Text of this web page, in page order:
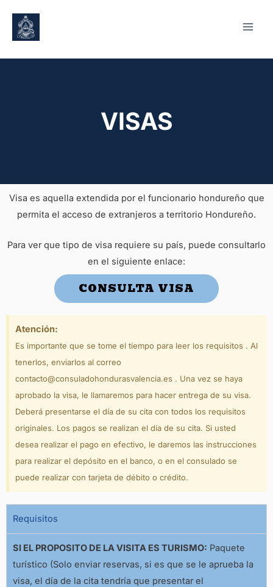
VISAS
Visa es aquella extendida por el funcionario hondureño que
permita el acceso de extranjeros a territorio Hondureño.
Para ver que tipo de visa requiere su país, puede consultarlo
en el siguiente enlace:
CONSULTA VISA
Atención:
Es importante que se tome el tiempo para leer los requisitos . Al
tenerlos, enviarlos al correo
contacto@consuladohondurasvalencia.es . Una vez se haya
aprobado la visa, le llamaremos para hacer entrega de su visa.
Deberá presentarse el día de su cita con todos los requisitos
originales. Los pagos se realizan el día de su cita. Si usted
desea realizar el pago en efectivo, le daremos las instrucciones
para realizar el depósito en el banco, o en el consulado se
puede realizar con tarjeta de débito o crédito.
Requisitos
SI EL PROPOSITO DE LA VISITA ES TURISMO: Paquete
turístico (Solo enviar reservas, si es que se le aprueba la
visa, el día de la cita tendría que presentar el